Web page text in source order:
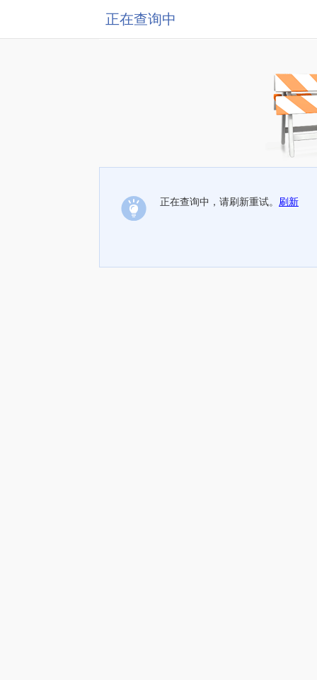
正在查询中
正在查询中，请刷新重试。 刷新